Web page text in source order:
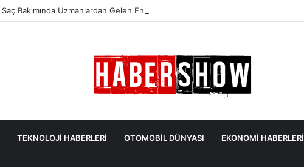
Saç Bakımında Uzmanlardan Gelen En Önemli İpuçları
TEKNOLOJİ HABERLERİ OTOMOBİL DÜNYASI EKONOMİ HABERLERİ